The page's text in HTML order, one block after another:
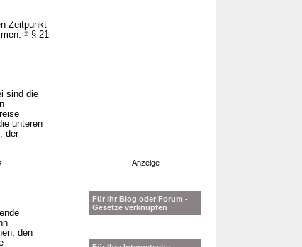
Zeitpunkt
2 § 21
sind die
unteren
der
den
Anzeige
Für Ihr Blog oder Forum -
Gesetze verknüpfen